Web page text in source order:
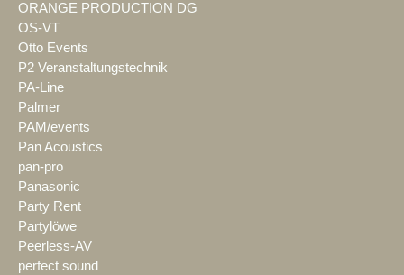
ORANGE PRODUCTION DG
OS-VT
Otto Events
P2 Veranstaltungstechnik
PA-Line
Palmer
PAM/events
Pan Acoustics
pan-pro
Panasonic
Party Rent
Partylöwe
Peerless-AV
perfect sound